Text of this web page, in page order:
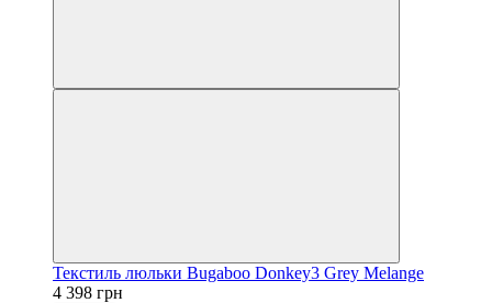
Текстиль люльки Bugaboo Donkey3 Grey Melange
4 398 грн